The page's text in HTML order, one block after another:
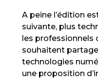
A peine l’édition
suivante, plus
les professionnels
souhaitent
technologies
une proposition